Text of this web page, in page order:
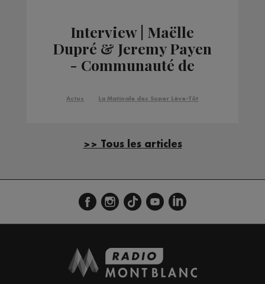
Interview | Maëlle
Dupré & Jeremy Payen
- Communauté de
Mont-Blanc
Actus La Matinale des Super Lève-Tôt
>> Tous les articles